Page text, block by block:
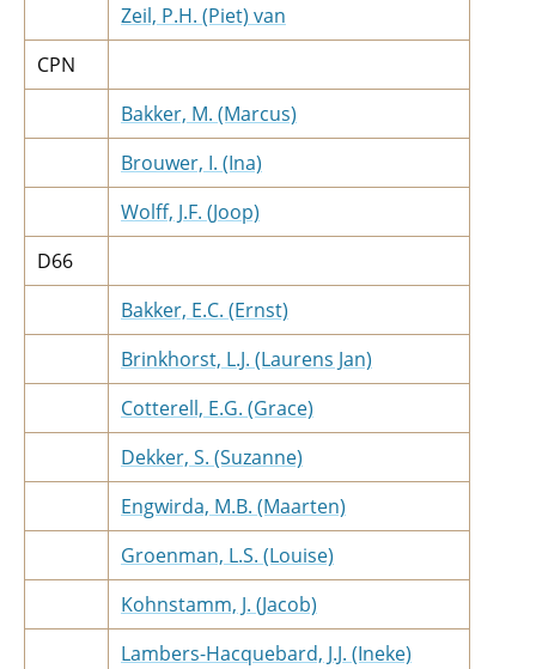
Zeil, P.H. (Piet) van
CPN
Bakker, M. (Marcus)
Brouwer, I. (Ina)
Wolff, J.F. (Joop)
D66
Bakker, E.C. (Ernst)
Brinkhorst, L.J. (Laurens Jan)
Cotterell, E.G. (Grace)
Dekker, S. (Suzanne)
Engwirda, M.B. (Maarten)
Groenman, L.S. (Louise)
Kohnstamm, J. (Jacob)
Lambers-Hacquebard, J.J. (Ineke)